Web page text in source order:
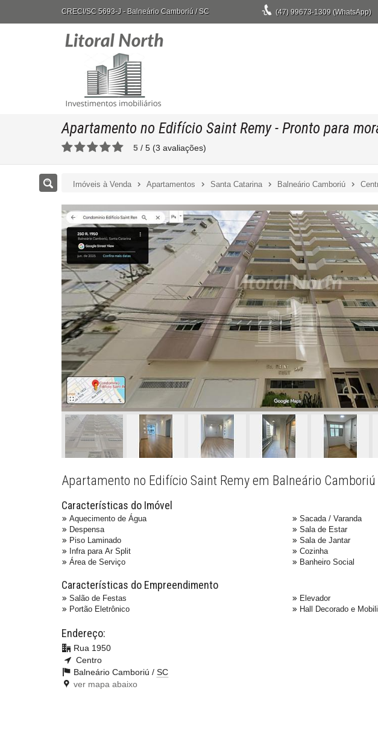
CRECI/SC 5693-J - Balneário Camboriú /SC (47) 99673-1309 (WhatsApp)
Apartamento no Edifício Saint Remy- Pronto para
5 / 5 (3 avaliações)
Imóveis à Venda Apartamentos Santa Catarina Balneário Camboriú
Apartamento no Edifício Saint Remy em Balneário Camboriú
Características do Imóvel
Aquecimento de Água
Despensa
Piso Laminado
Infra para Ar Split
Área de Serviço
Sacada / Varanda
Sala de Estar
Sala de Jantar
Cozinha
Banheiro Social
Características do Empreendimento
Salão de Festas
Portão Eletrônico
Elevador
Hall Decorado e
Endereço:
Rua 1950
Centro
Balneário Camboriú / SC
ver mapa abaixo